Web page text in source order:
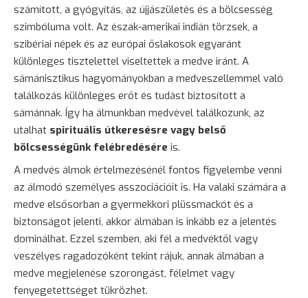
számított, a gyógyítás, az újjászületés és a bölcsesség
szimbóluma volt. Az észak-amerikai indián törzsek, a
szibériai népek és az európai őslakosok egyaránt
különleges tisztelettel viseltettek a medve iránt. A
sámánisztikus hagyományokban a medveszellemmel való
találkozás különleges erőt és tudást biztosított a
sámánnak. Így ha álmunkban medvével találkozunk, az
utalhat spirituális útkeresésre vagy belső
bölcsességünk felébredésére is.
A medvés álmok értelmezésénél fontos figyelembe venni
az álmodó személyes asszociációit is. Ha valaki számára a
medve elsősorban a gyermekkori plüssmackót és a
biztonságot jelenti, akkor álmában is inkább ez a jelentés
dominálhat. Ezzel szemben, aki fél a medvéktől vagy
veszélyes ragadozóként tekint rájuk, annak álmában a
medve megjelenése szorongást, félelmet vagy
fenyegetettséget tükrözhet.